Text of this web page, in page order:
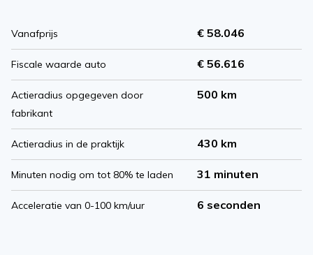
Vanafprijs € 58.046
Fiscale waarde auto € 56.616
Actieradius opgegeven door
fabrikant
500 km
Actieradius in de praktijk 430 km
Minuten nodig om tot 80% te laden 31 minuten
Acceleratie van 0-100 km/uur 6 seconden